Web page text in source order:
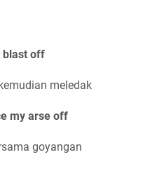
blast off
meledak
my arse off
goyangan